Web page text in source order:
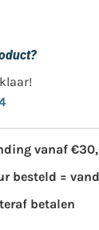
vanaf
besteld =
betalen